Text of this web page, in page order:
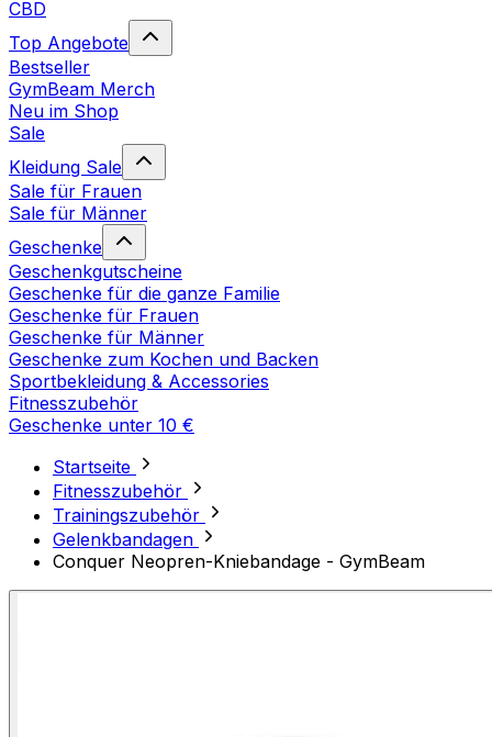
CBD
Top Angebote
Bestseller
GymBeam Merch
Neu im Shop
Sale
Kleidung Sale
Sale für Frauen
Sale für Männer
Geschenke
Geschenkgutscheine
Geschenke für die ganze Familie
Geschenke für Frauen
Geschenke für Männer
Geschenke zum Kochen und Backen
Sportbekleidung & Accessories
Fitnesszubehör
Geschenke unter 10 €
Startseite
Fitnesszubehör
Trainingszubehör
Gelenkbandagen
Conquer Neopren-Kniebandage - GymBeam